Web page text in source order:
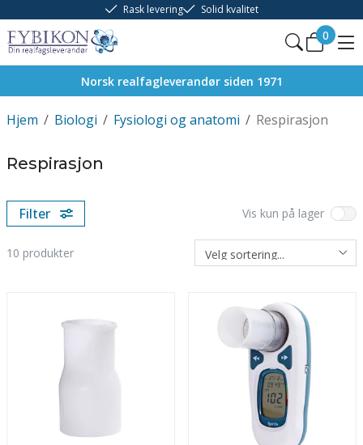
Rask levering Solid kvalitet
0
Norsk realfagleverandør siden 1971
/
Hjem /
Biologi /
Fysiologi og anatomi Respirasjon
Respirasjon
Filter Vis kun på lager
10 produkter